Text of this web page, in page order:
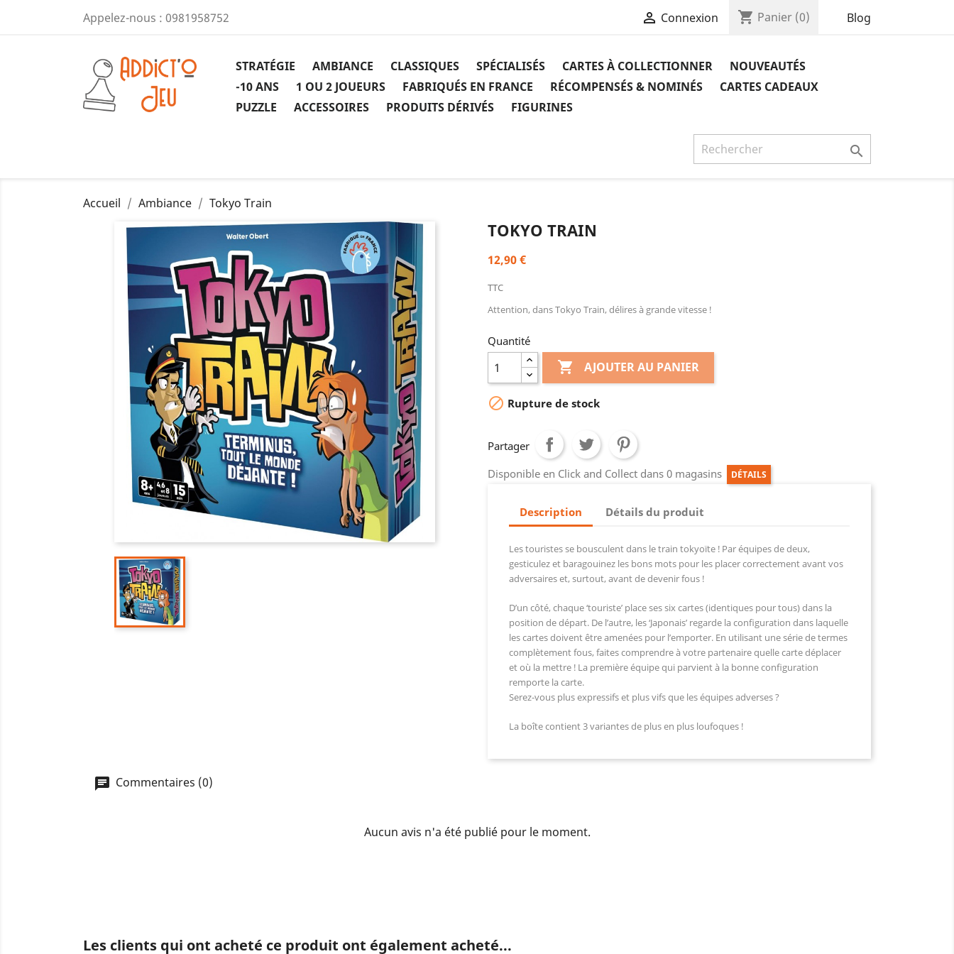
Appelez-nous : 0981958752  Connexion shopping_cart Panier (0) Blog
STRATÉGIE AMBIANCE CLASSIQUES SPÉCIALISÉS CARTES À COLLECTIONNER
NOUVEAUTÉS
-10 ANS
1 OU 2 JOUEURS FABRIQUÉS EN FRANCE RÉCOMPENSÉS & NOMINÉS
CARTES CADEAUX
PUZZLE
ACCESSOIRES PRODUITS DÉRIVÉS FIGURINES

Accueil Ambiance Tokyo Train
TOKYO TRAIN
12,90 €
TTC
Attention, dans Tokyo Train, délires à grande vitesse !
Quantité
 AJOUTER AU PANIER
 Rupture de stock
Partager
Disponible en Click and Collect dans 0 magasins
DÉTAILS
Description Détails du produit
Les touristes se bousculent dans le train tokyoïte ! Par équipes de deux,
gesticulez et baragouinez les bons mots pour les placer correctement avant vos
adversaires et, surtout, avant de devenir fous !
D’un côté, chaque ‘touriste’ place ses six cartes (identiques pour tous) dans la
position de départ. De l’autre, les ‘Japonais’ regarde la configuration dans laquelle
les cartes doivent être amenées pour l’emporter. En utilisant une série de termes
complètement fous, faites comprendre à votre partenaire quelle carte déplacer
et où la mettre ! La première équipe qui parvient à la bonne configuration
remporte la carte.
Serez-vous plus expressifs et plus vifs que les équipes adverses ?
La boîte contient 3 variantes de plus en plus loufoques !
Commentaires (0)
Aucun avis n'a été publié pour le moment.
Les clients qui ont acheté ce produit ont également acheté...